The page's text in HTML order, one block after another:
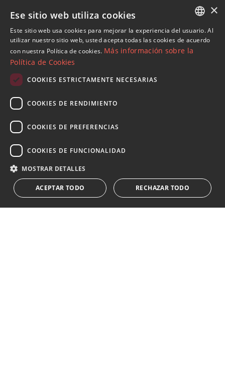
Todas las propiedades en venta
Monte Halcones
Villas y Chalets DM4872-04
Propiedades en Monte Halcones
Propiedades en Benahavis
Villas y Chalets en Monte Halcones
Reciba novedades sobre propiedades , actualidad y
estilo de vida de Marbella
Suscribirse
Acepto elpolítica de privacidad
ENGLISH
SPANISH
×
Ese sitio web utiliza cookies
Este sitio web usa cookies para mejorar la experiencia del usuario. Al
utilizar nuestro sitio web, usted acepta todas las cookies de acuerdo
con nuestra Política de cookies. Más información sobre la
Política de Cookies
COOKIES ESTRICTAMENTE NECESARIAS
COOKIES DE RENDIMIENTO
COOKIES DE PREFERENCIAS
COOKIES DE FUNCIONALIDAD
MOSTRAR DETALLES
ACEPTAR TODO RECHAZAR TODO